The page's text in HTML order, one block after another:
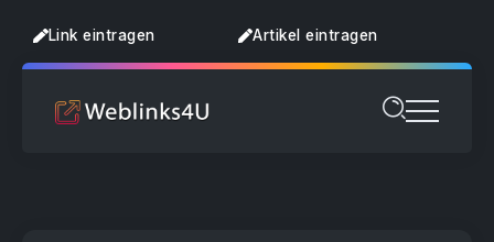
Link eintragen Artikel eintragen